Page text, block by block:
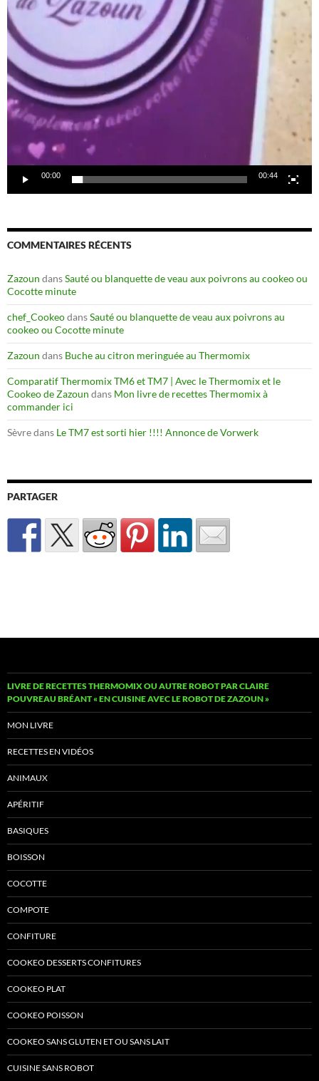
00:00 00:44
COMMENTAIRES RÉCENTS
Zazoun dansSauté ou blanquette de veau aux poivrons au cookeo ou
Cocotte minute
chef_CookeodansSauté ou blanquette de veau aux poivrons au
cookeo ou Cocotte minute
Zazoun dans Buche au citron meringuée au Thermomix
Comparatif Thermomix TM6 et TM7 | Avec le Thermomix et le
Cookeo de Zazoun dans Mon livre de recettes Thermomix à
commander ici
Sèvredans Le TM7 est sorti hier !!!! Annonce de Vorwerk
PARTAGER
LIVRE DE RECETTES THERMOMIX OU AUTRE ROBOT PAR CLAIRE
POUVREAU BRÉANT « EN CUISINE AVEC LE ROBOT DE ZAZOUN »
MON LIVRE
RECETTES EN VIDÉOS
ANIMAUX
APÉRITIF
BASIQUES
BOISSON
COCOTTE
COMPOTE
CONFITURE
COOKEO DESSERTS CONFITURES
COOKEO PLAT
COOKEO POISSON
COOKEO SANS GLUTEN ET OU SANS LAIT
CUISINE SANS ROBOT